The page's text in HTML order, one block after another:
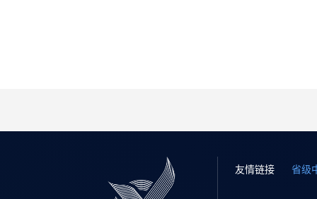
友情链接 省级